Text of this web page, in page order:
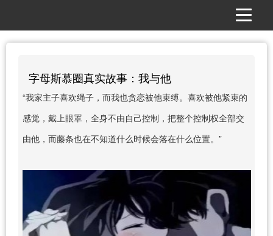
字母斯慕圈真实故事：我与他
“我家主子喜欢绳子，而我也贪恋被他束缚。喜欢被他紧束的
感觉，戴上眼罩，全身不由自己控制，把整个控制权全部交
由他，而藤条也在不知道什么时候会落在什么位置。”